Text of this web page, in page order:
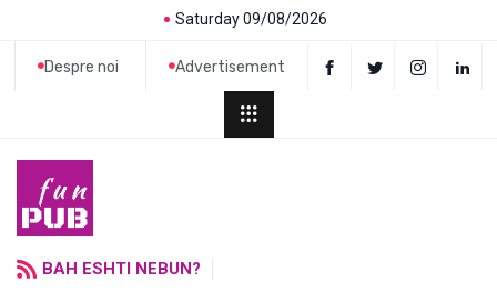
Saturday 09/08/2026
Despre noi Advertisement
BAH ESHTI NEBUN?